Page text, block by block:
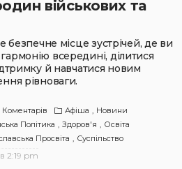
військових та
безпечне місце зустрічей, де ви
всередині, ділитися
й навчатися новим
рівноваги.
Коментарів Афіша
Новини
Політика Здоров'я
Освіта
Просвіта Суспільство
2:19 pm